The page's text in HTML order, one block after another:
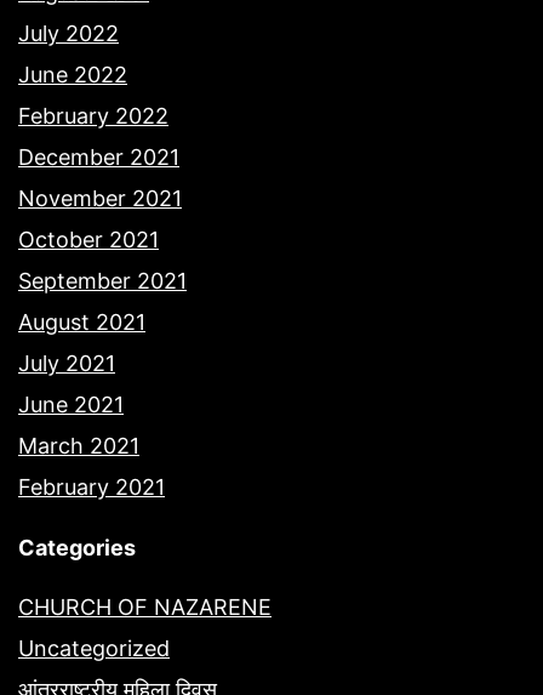
July 2022
June 2022
February 2022
December 2021
November 2021
October 2021
September 2021
August 2021
July 2021
June 2021
March 2021
February 2021
Categories
CHURCH OF NAZARENE
Uncategorized
आंतरराष्ट्रीय महिला दिवस